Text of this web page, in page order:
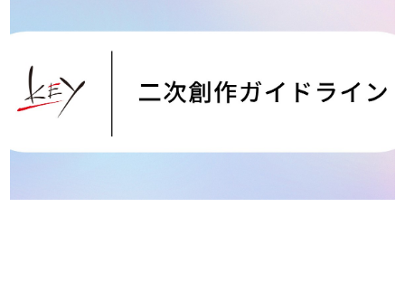
『うつヌケ』『ペンと箸』等で知られるマンガ家・田中圭
一先生によるゲーム業界レポートマンガです。
なんでゲームは面白い？
ゲーム開発者・hamatsu氏がゲームの魅力を画面や操作の